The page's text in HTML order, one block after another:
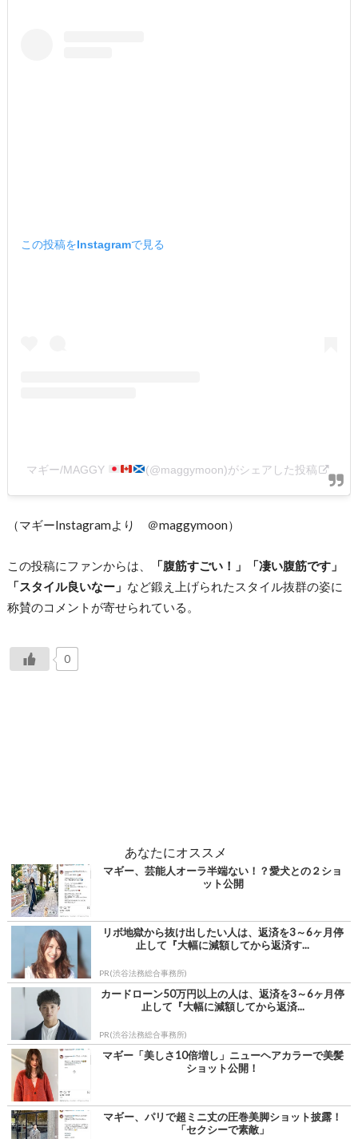
この投稿をInstagramで見る
マギー/MAGGY (@maggymoon)がシェアした投稿
（マギーInstagramより ＠maggymoon）
この投稿にファンからは、
「腹筋すごい！」「凄い腹筋です」
「スタイル良いなー」 など鍛え上げられたスタイル抜群の姿に
称賛のコメントが寄せられている。
0
あなたにオススメ
マギー、芸能人オーラ半端ない！？愛犬との２ショ
ット公開
リボ地獄から抜け出したい人は、返済を3～6ヶ月停
止して『大幅に減額してから返済す...
PR(渋谷法務総合事務所)
カードローン50万円以上の人は、返済を3～6ヶ月停
止して『大幅に減額してから返済...
PR(渋谷法務総合事務所)
マギー「美しさ10倍増し」ニューヘアカラーで美髪
ショット公開！
マギー、パリで超ミニ丈の圧巻美脚ショット披露！
「セクシーで素敵」